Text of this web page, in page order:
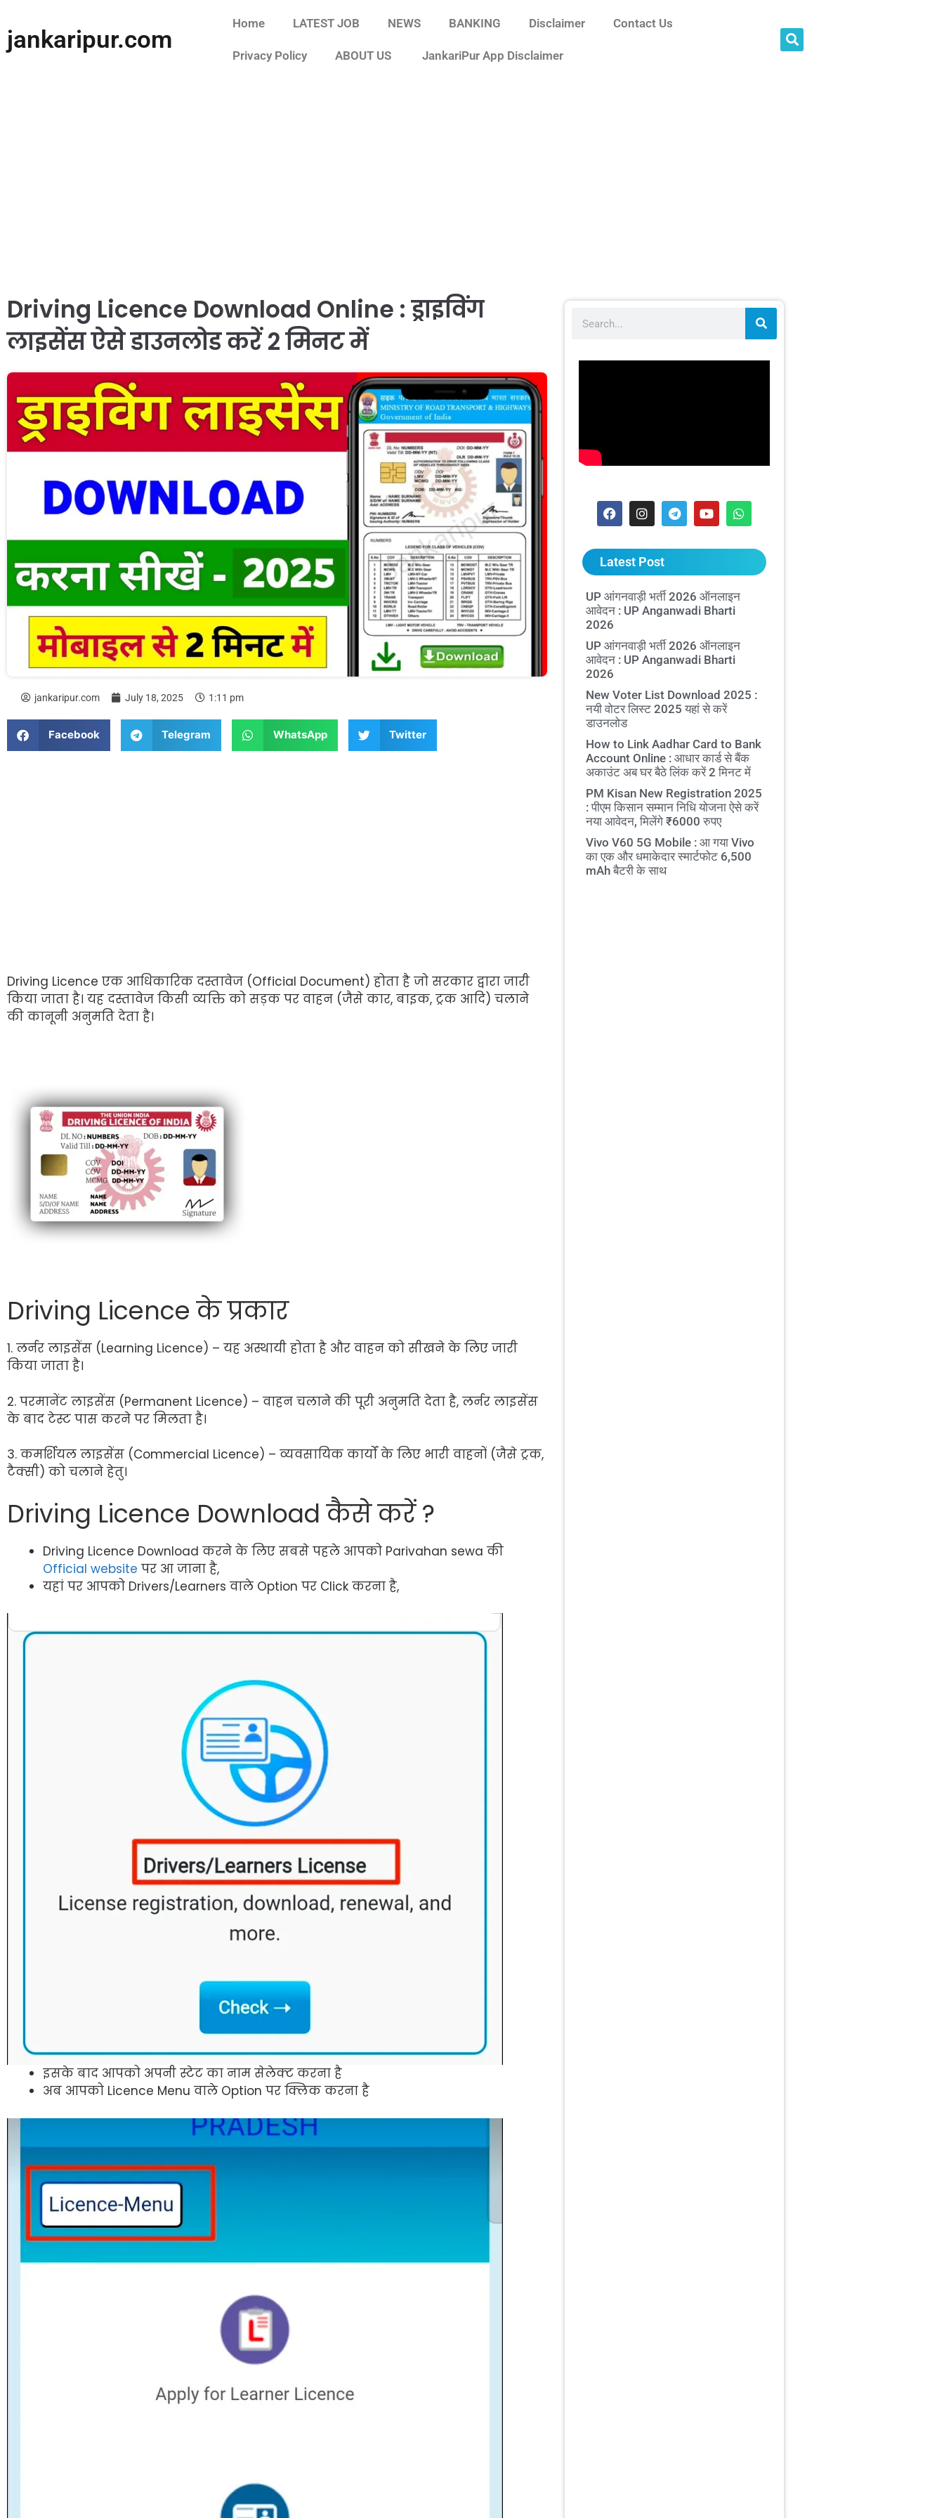
jankaripur.com
Home LATEST JOB NEWS BANKING Disclaimer Contact Us
Privacy Policy ABOUT US JankariPur App Disclaimer
Driving Licence Download Online : ड्राइविंग
लाइसेंस ऐसे डाउनलोड करें 2 मिनट में
jankaripur.com July 18, 2025 1:11 pm
Facebook Telegram WhatsApp Twitter
Driving Licence एक आधिकारिक दस्तावेज (Official Document) होता है जो सरकार द्वारा जारी
किया जाता है। यह दस्तावेज किसी व्यक्ति को सड़क पर वाहन (जैसे कार, बाइक, ट्रक आदि) चलाने
की कानूनी अनुमति देता है।
Driving Licence के प्रकार
1. लर्नर लाइसेंस (Learning Licence) – यह अस्थायी होता है और वाहन को सीखने के लिए जारी
किया जाता है।
2. परमानेंट लाइसेंस (Permanent Licence) – वाहन चलाने की पूरी अनुमति देता है, लर्नर लाइसेंस
के बाद टेस्ट पास करने पर मिलता है।
3. कमर्शियल लाइसेंस (Commercial Licence) – व्यवसायिक कार्यों के लिए भारी वाहनों (जैसे ट्रक,
टैक्सी) को चलाने हेतु।
Driving Licence Download कैसे करें ?
Driving Licence Download करने के लिए सबसे पहले आपको Parivahan sewa की
Official website पर आ जाना है,
यहां पर आपको Drivers/Learners वाले Option पर Click करना है,
इसके बाद आपको अपनी स्टेट का नाम सेलेक्ट करना है
अब आपको Licence Menu वाले Option पर क्लिक करना है
Latest Post
UP आंगनवाड़ी भर्ती 2026 ऑनलाइन
आवेदन : UP Anganwadi Bharti
2026
UP आंगनवाड़ी भर्ती 2026 ऑनलाइन
आवेदन : UP Anganwadi Bharti
2026
New Voter List Download 2025 :
नयी वोटर लिस्ट 2025 यहां से करें
डाउनलोड
How to Link Aadhar Card to Bank
Account Online : आधार कार्ड से बैंक
अकाउंट अब घर बैठे लिंक करें 2 मिनट में
PM Kisan New Registration 2025
: पीएम किसान सम्मान निधि योजना ऐसे करें
नया आवेदन, मिलेंगे ₹6000 रुपए
Vivo V60 5G Mobile : आ गया Vivo
का एक और धमाकेदार स्मार्टफोट 6,500
mAh बैटरी के साथ